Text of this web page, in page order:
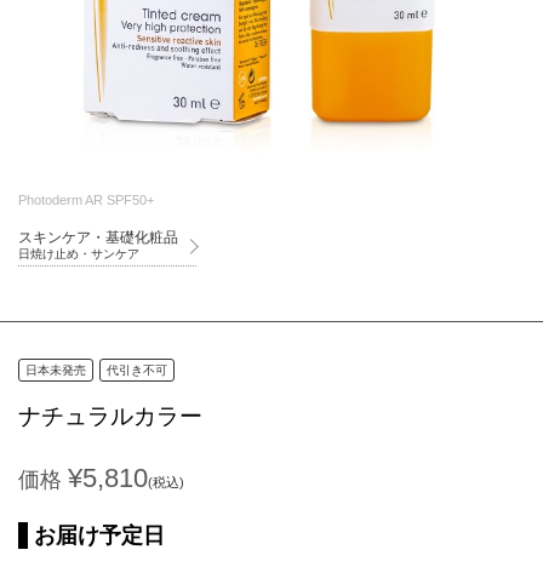
Photoderm AR SPF50+
スキンケア・基礎化粧品
日焼け止め・サンケア
日本未発売 代引き不可
ナチュラルカラー
価格 ¥5,810(税込)
お届け予定日